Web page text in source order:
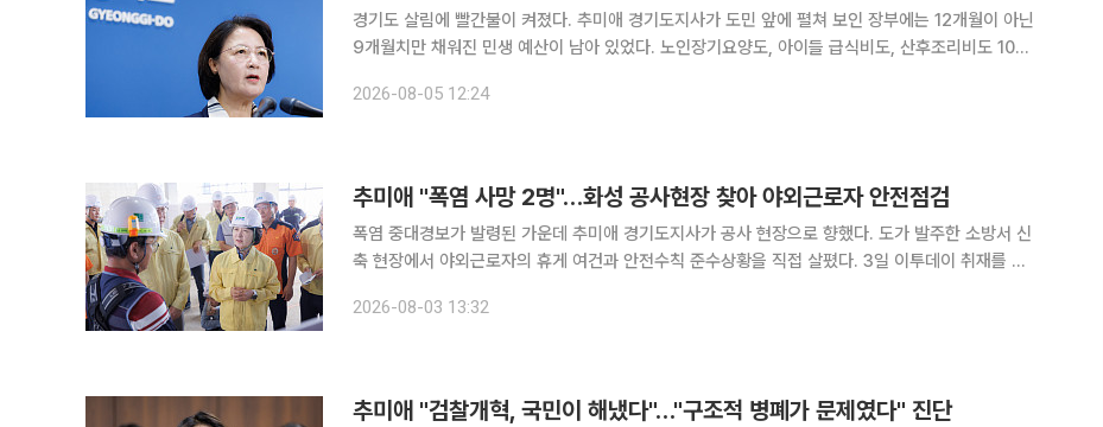
경기도 살림에 빨간불이 켜졌다. 추미애 경기도지사가 도민 앞에 펼쳐 보인 장부에는 12개월이 아닌
9개월치만 채워진 민생 예산이 남아 있었다. 노인장기요양도, 아이들 급식비도, 산후조리비도 10월
서 "2026년 8월 5일 이 시간부로 '경기도 재정 비상상황'을
2026-08-05 12:24
추미애 "폭염 사망 2명"…화성 공사현장 찾아 야외근로자 안전점검
폭염 중대경보가 발령된 가운데 추미애 경기도지사가 공사 현장으로 향했다. 도가 발주한 소방서 신
축 현장에서 야외근로자의 휴게 여건과 안전수칙 준수상황을 직접 살폈다. 3일 이투데이 취재를 종
보고받고 건축현장의 안전을 확인했다. 이어 현장 근로자 20여 명을 만나
2026-08-03 13:32
추미애 "검찰개혁, 국민이 해냈다"…"구조적 병폐가 문제였다" 진단